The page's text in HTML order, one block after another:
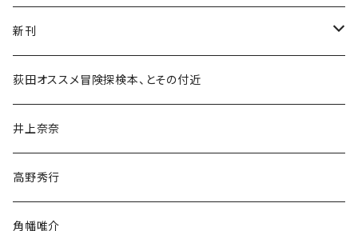
新刊
和書
文学・小説・物語
随筆・ノンフィクション・その他
荻田オススメ冒険探検本、とその付近
井上奈奈
高野秀行
角幡唯介